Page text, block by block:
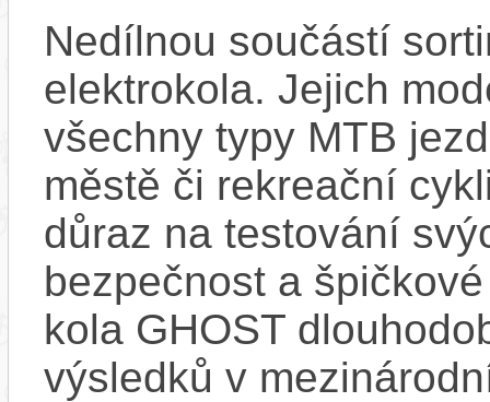
Nedílnou součástí
elektrokola. Jejich
všechny typy MTB
městě či rekreační
důraz na testování
bezpečnost a
kola GHOST
výsledků v